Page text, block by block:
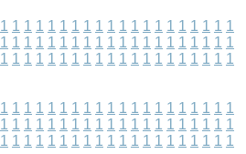
1 1 1 1 1 1 1 1 1 1 1 1 1 1 1 1 1 1 1 1
1 1 1 1 1 1 1 1 1 1 1 1 1 1 1 1 1 1 1 1
1 1 1 1 1 1 1 1 1 1 1 1 1 1 1 1 1 1 1 1
1 1 1 1 1 1 1 1 1 1 1 1 1 1 1 1 1 1 1 1
1 1 1 1 1 1 1 1 1 1 1 1 1 1 1 1 1 1 1 1
1 1 1 1 1 1 1 1 1 1 1 1 1 1 1 1 1 1 1 1